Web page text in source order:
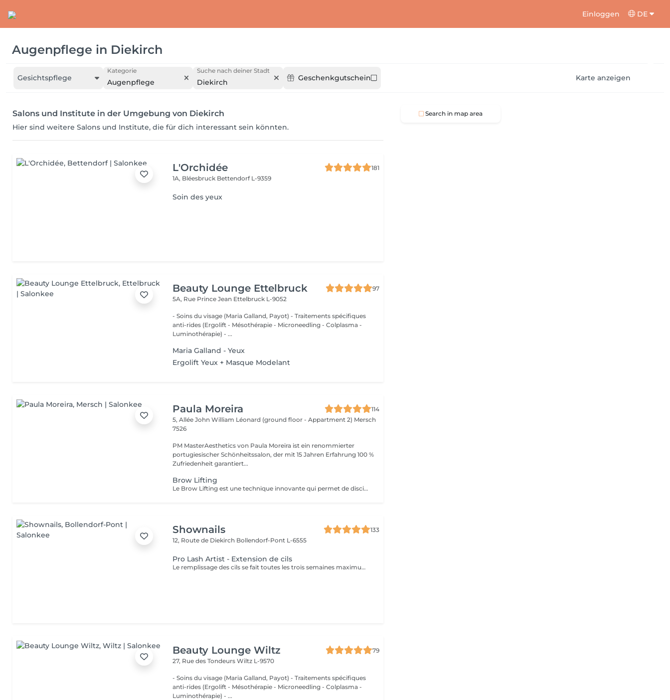
Einloggen DE
Augenpflege in Diekirch
Gesichtspflege
Kategorie
Augenpflege
Suche nach deiner Stadt
Diekirch Geschenkgutschein Karte anzeigen
Salons und Institute in der Umgebung von Diekirch
Hier sind weitere Salons und Institute, die für dich interessant sein könnten.
L'Orchidée
181
1A, Bléesbruck Bettendorf L-9359
Soin des yeux
Beauty Lounge Ettelbruck
97
5A, Rue Prince Jean Ettelbruck L-9052
- Soins du visage (Maria Galland, Payot) - Traitements spécifiques
anti-rides (Ergolift - Mésothérapie - Microneedling - Colplasma -
Luminothérapie) - ...
Maria Galland - Yeux
Ergolift Yeux + Masque Modelant
Paula Moreira
114
5, Allée John William Léonard (ground floor - Appartment 2) Mersch
7526
PM MasterAesthetics von Paula Moreira ist ein renommierter
portugiesischer Schönheitssalon, der mit 15 Jahren Erfahrung 100 %
Zufriedenheit garantiert...
Brow Lifting
Le Brow Lifting est une technique innovante qui permet de discipliner, redefinir et sublimer vos sourcils. - Les poils sont redresses et fixes dans la direction souhaitee. - Les sourcils paraissent plus fournis, plus denses et parfaitement dessines. - le resultat est naturel et elegant, avec un effet - lifting - immediat .
Shownails
133
12, Route de Diekirch Bollendorf-Pont L-6555
Pro Lash Artist - Extension de cils
Le remplissage des cils se fait toutes les trois semaines maximum quatre semaines . Tout que dépasse se délai il faut faire la dépose et pose complète Question de sécurité et santé.
Beauty Lounge Wiltz
79
27, Rue des TondeursWiltz L-9570
- Soins du visage (Maria Galland, Payot) - Traitements spécifiques
anti-rides (Ergolift - Mésothérapie - Microneedling - Colplasma -
Luminothérapie) - ...
Search in map area